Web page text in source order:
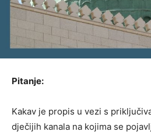
Pitanje:
Kakav je propis u vezi s
dječijih kanala na kojima se